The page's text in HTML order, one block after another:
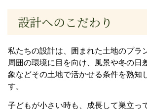
設計へのこだわり
私たちの設計は、囲まれた土地のプラ
周囲の環境に目を向け、風景や冬の日
象などその土地で活かせる条件を熟知
す。
子どもが小さい時も、成長して巣立っ